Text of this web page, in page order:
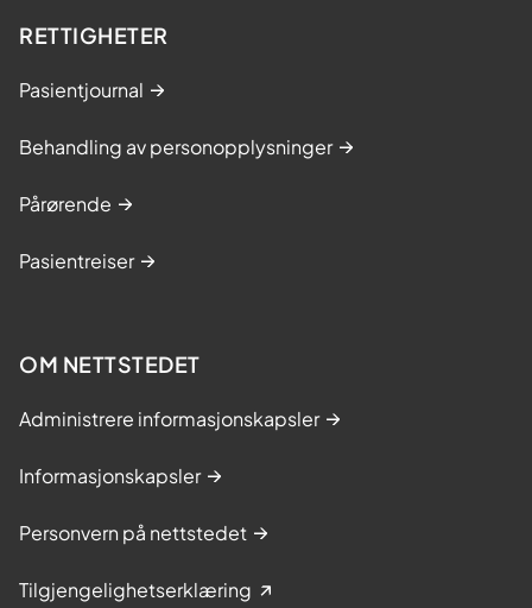
RETTIGHETER
Pasientjournal
Behandling av personopplysninger
Pårørende
Pasientreiser
OM NETTSTEDET
Administrere informasjonskapsler
Informasjonskapsler
Personvern på nettstedet
Tilgjengelighetserklæring